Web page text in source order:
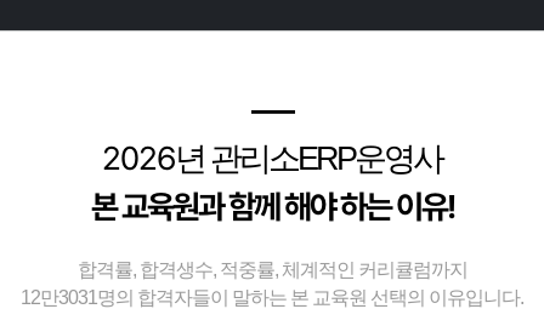
━
2026년 관리소ERP운영사
본 교육원과 함께 해야 하는 이유!
합격률, 합격생수, 적중률, 체계적인 커리큘럼까지
12만3031명의 합격자들이 말하는 본 교육원 선택의 이유입니다.